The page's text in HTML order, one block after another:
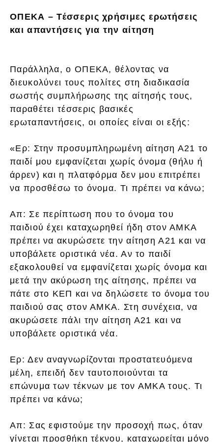
ΟΠΕΚΑ – Τέσσερις χρήσιμες ερωτήσεις
και απαντήσεις για την αίτηση
Παράλληλα, ο ΟΠΕΚΑ, θέλοντας να
διευκολύνει τους πολίτες στη διαδικασία
σωστής συμπλήρωσης της αίτησής τους,
παραθέτει τέσσερις βασικές
ερωταπαντήσεις, οι οποίες είναι οι εξής:
«Ερ: Στην προσυμπληρωμένη αίτηση Α21 το
παιδί μου εμφανίζεται χωρίς όνομα (θήλυ ή
άρρεν) και η πλατφόρμα δεν μου επιτρέπει
να προσθέσω το όνομα. Τι πρέπει να κάνω;
Απ: Σε περίπτωση που το όνομα του
παιδιού έχει καταχωρηθεί ήδη στον ΑΜΚΑ
πρέπει να ακυρώσετε την αίτηση Α21 και να
υποβάλετε οριστικά νέα. Αν το παιδί
εξακολουθεί να εμφανίζεται χωρίς όνομα και
μετά την ακύρωση της αίτησης, πρέπει να
πάτε στο ΚΕΠ και να δηλώσετε το όνομα του
παιδιού σας στον ΑΜΚΑ. Στη συνέχεια, να
ακυρώσετε πάλι την αίτηση Α21 και να
υποβάλετε οριστικά νέα.
Ερ: Δεν αναγνωρίζονται προστατευόμενα
μέλη, επειδή δεν ταυτοποιούνται τα
επώνυμα των τέκνων με τον ΑΜΚΑ τους. Τι
πρέπει να κάνω;
Απ: Σας εφιστούμε την προσοχή πως, όταν
γίνεται προσθήκη τέκνου, καταχωρείται μόνο